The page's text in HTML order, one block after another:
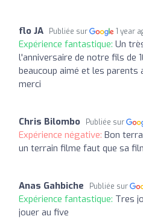
flo JA Publiée sur 1 year
Expérience fantastique: Un
l'anniversaire de notre fils de
beaucoup aimé et les parents
merci
Chris Bilombo Publiée sur
Expérience négative: Bon
un terrain filme faut que sa
Anas Gahbiche Publiée sur
Expérience fantastique: Tres
jouer au five